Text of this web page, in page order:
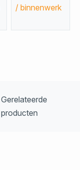
/ binnenwerk
Gerelateerde
producten